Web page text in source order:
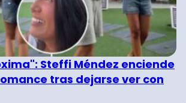
Steffi Méndez enciende
tras dejarse ver con